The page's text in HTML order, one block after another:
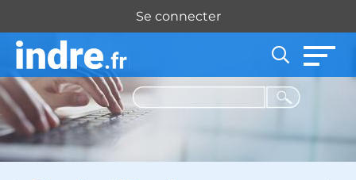
Panneau de gestion des cookies
Se connecter